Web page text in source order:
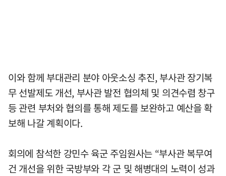
이와 함께 부대관리 분야 아웃소싱 추진, 부사관 장기복
무 선발제도 개선, 부사관 발전 협의체 및 의견수렴 창구
등 관련 부처와 협의를 통해 제도를 보완하고 예산을 확
보해 나갈 계획이다.
회의에 참석한 강민수 육군 주임원사는 “부사관 복무여
건 개선을 위한 국방부와 각 군 및 해병대의 노력이 성과